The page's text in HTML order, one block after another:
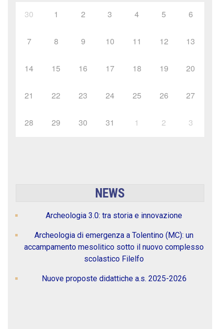
30 1 2 3 4 5 6
7 8 9 10 11 12 13
14 15 16 17 18 19 20
21 22 23 24 25 26 27
28 29 30 31 1 2 3
NEWS
Archeologia 3.0: tra storia e innovazione
Archeologia di emergenza a Tolentino (MC): un
accampamento mesolitico sotto il nuovo complesso
scolastico Filelfo
Nuove proposte didattiche a.s. 2025-2026